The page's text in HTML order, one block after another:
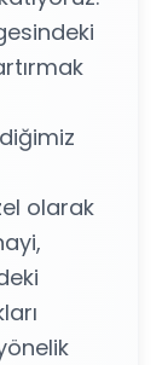
olarak